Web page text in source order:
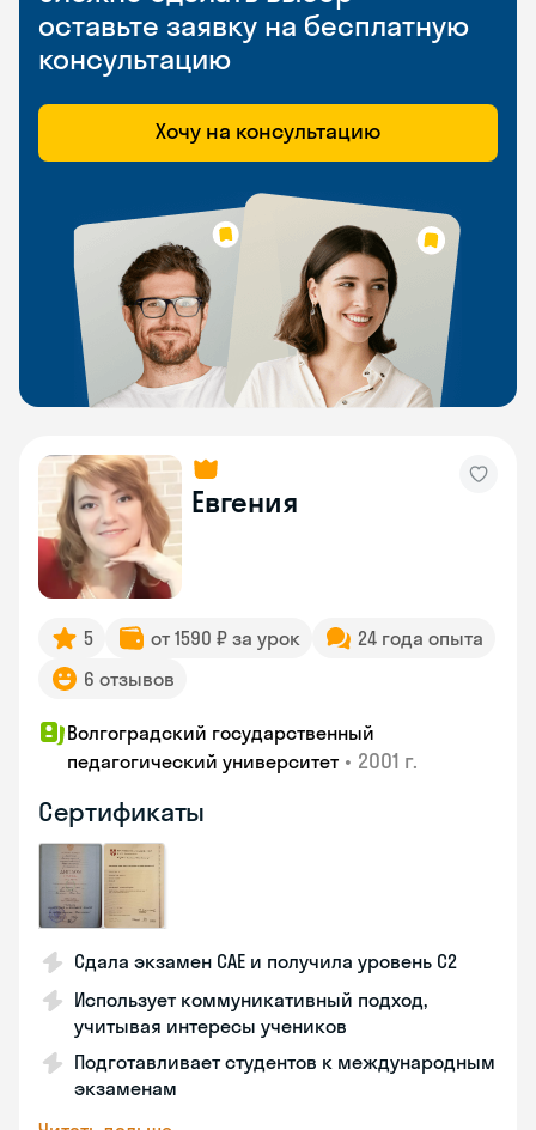
оставьте заявку на бесплатную
консультацию
Хочу на консультацию
Евгения
5 от 1590 ₽ за урок
24 года опыта
6 отзывов
Волгоградский государственный
педагогический университет • 2001 г.
Сертификаты
Сдала экзамен CAE и получила уровень С2
Использует коммуникативный подход,
учитывая интересы учеников
Подготавливает студентов к международным
экзаменам